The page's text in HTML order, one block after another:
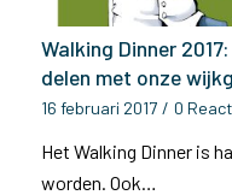
Walking Dinner
delen met onze
16 februari 2017 / 0
Het Walking Dinner is
worden. Ook…